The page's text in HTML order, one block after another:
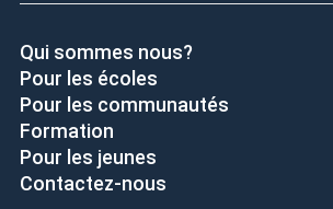
Qui sommes nous?
Pour les écoles
Pour les communautés
Formation
Pour les jeunes
Contactez-nous